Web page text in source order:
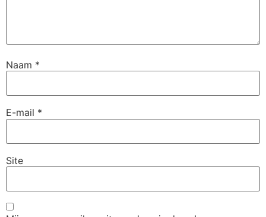
Naam *
E-mail *
Site